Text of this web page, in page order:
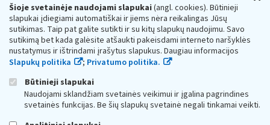
Šioje svetainėje naudojami slapukai(angl. cookies). Būtinieji
slapukai įdiegiami automatiškai ir jiems nėra reikalingas Jūsų
sutikimas. Taip pat galite sutikti ir su kitų slapukų naudojimu. Savo
sutikimą bet kada galėsite atšaukti pakeisdami interneto naršyklės
nustatymus ir ištrindami įrašytus slapukus. Daugiau informacijos
Slapukų politika
; Privatumo politika.
Būtinieji slapukai
Naudojami sklandžiam svetainės veikimui ir įgalina pagrindines
svetainės funkcijas. Be šių slapukų svetainė negali tinkamai veikti.
Respublikos finansų ministerijos
Biudžetinė įstaiga. Juridinio asmens kodas — 188659752,
adresas: Vasario 16-osios g. 14, 01107 Vilnius, Lietuva, el.paštas:
vmi@vmi.lt, E. pristatymo dėžutės adresas 188659752
Duomenys apie Valstybinę mokesčių inspekciją prie Lietuvos
Respublikos finansų ministerijos kaupiami ir saugomi Juridinių